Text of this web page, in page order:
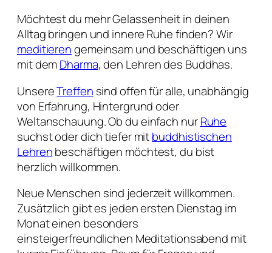
Möchtest du mehr Gelassenheit in deinen
Alltag bringen und innere Ruhe finden? Wir
meditierengemeinsam und beschäftigen uns
mit demDharma, den Lehren des Buddhas.
UnsereTreffen sind offen für alle, unabhängig
von Erfahrung, Hintergrund oder
Weltanschauung. Ob du einfach nurRuhe
suchst oder dich tiefer mitbuddhistischen
Lehrenbeschäftigen möchtest, du bist
herzlich willkommen.
Neue Menschen sind jederzeit willkommen.
Zusätzlich gibt es jeden ersten Dienstag im
Monat einen besonders
einsteigerfreundlichen Meditationsabend mit